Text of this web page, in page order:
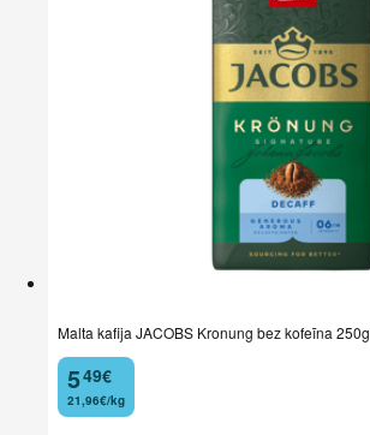
Malta kafija JACOBS Kronung bez kofeīna 250g
5
. 49€
21,96€/kg